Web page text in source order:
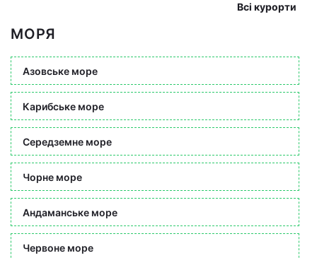
Всі курорти
МОРЯ
Азовське море
Карибське море
Середземне море
Чорне море
Андаманське море
Червоне море